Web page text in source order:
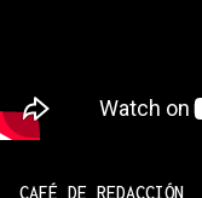
CAFÉ DE REDACCIÓN